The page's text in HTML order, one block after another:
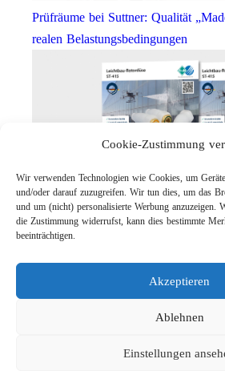
Cookie-Zustimmung
Wir verwenden Technologien wie Cookies, um
und/oder darauf zuzugreifen. Wir tun dies, um das
und um (nicht) personalisierte Werbung anzuzeigen.
die Zustimmung widerrufst, kann dies bestimmte
beeinträchtigen.
Akzeptieren
Ablehnen
Einstellungen
Prüfräume bei Suttner: Qualität
realen Belastungsbedingungen
Leichtbau-Rotordüse ST-415